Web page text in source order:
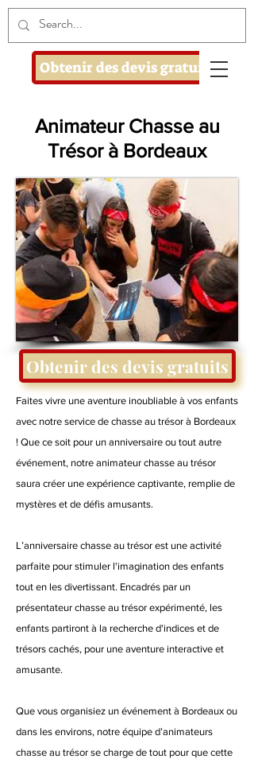
Obtenir des devis gratuits
Animateur Chasse au
Trésor à Bordeaux
Obtenir des devis gratuits
Faites vivre une aventure inoubliable à vos enfants
avec notre service de chasse au trésor à Bordeaux
! Que ce soit pour un anniversaire ou tout autre
événement, notre animateur chasse au trésor
saura créer une expérience captivante, remplie de
mystères et de défis amusants.
L’anniversaire chasse au trésor est une activité
parfaite pour stimuler l'imagination des enfants
tout en les divertissant. Encadrés par un
présentateur chasse au trésor expérimenté, les
enfants partiront à la recherche d'indices et de
trésors cachés, pour une aventure interactive et
amusante.
Que vous organisiez un événement à Bordeaux ou
dans les environs, notre équipe d’animateurs
chasse au trésor se charge de tout pour que cette